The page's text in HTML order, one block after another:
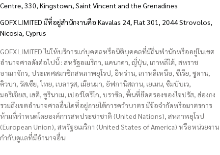
Centre, 330, Kingstown, Saint Vincent and the Grenadines
GOFX LIMITED มีที่อยู่สำนักงานคือ Kavalas 24, Flat 301, 2044 Strovolos,
Nicosia, Cyprus
GOFX LIMITED ไม่ให้บริการแก่บุคคลหรือนิติบุคคลที่มีถิ่นพำนักหรืออยู่ในเขต
อำนาจศาลดังต่อไปนี้ : สหรัฐอเมริกา, แคนาดา, ญี่ปุ่น, เกาหลีใต้, สหราช
อาณาจักร, ประเทศสมาชิกสหภาพยุโรป, อิหร่าน, เกาหลีเหนือ, ซีเรีย, ซูดาน,
คิวบา, รัสเซีย, ไทย, เบลารุส, เมียนมา, อัฟกานิสถาน, เยเมน, ซิมบับเว,
มอริเชียส, เฮติ, ซูรินาเม, เปอร์โตริโก, บราซิล, พื้นที่ยึดครองของไซปรัส, ฮ่องกง
รวมถึงเขตอำนาจศาลอื่นใดที่อยู่ภายใต้การคว่ำบาตร มีข้อจำกัดหรือมาตรการ
ห้ามที่กำหนดโดยองค์การสหประชาชาติ (United Nations), สหภาพยุโรป
(European Union), สหรัฐอเมริกา (United States of America) หรือหน่วยงาน
กำกับดูแลที่มีอำนาจอื่น